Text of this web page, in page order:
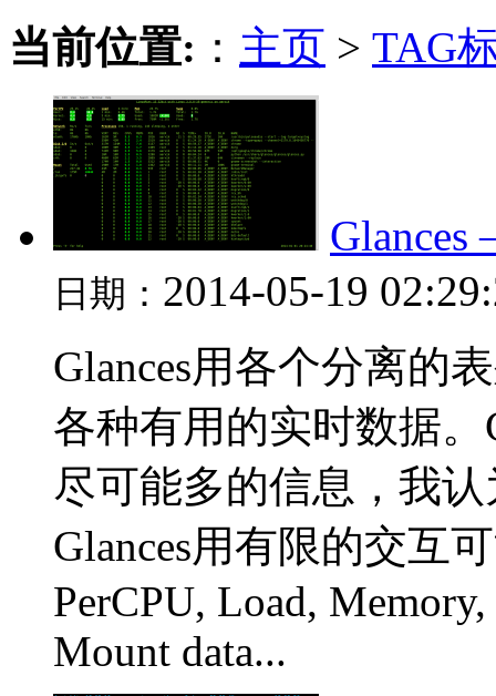
当前位置: ： 主页 > TAG
Glances
日期： 2014-05-19
Glances用各个分离的
各种有用的实时数据
尽可能多的信息，我
Glances用有限的交互
PerCPU, Load,
Mount data...